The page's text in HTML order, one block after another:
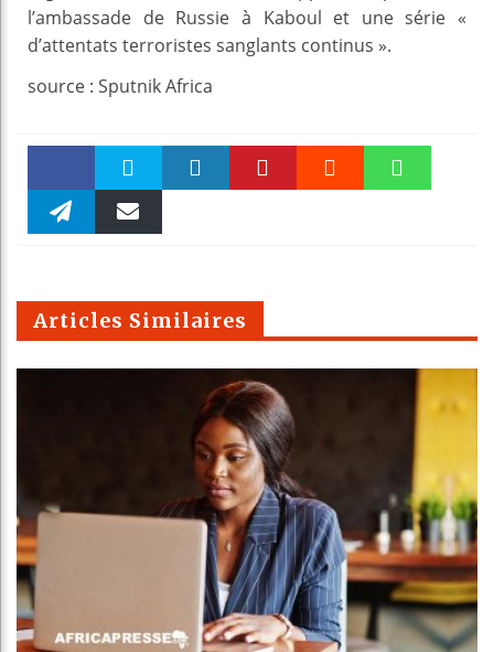
l’ambassade de Russie à Kaboul et une série «
d’attentats terroristes sanglants continus ».
source : Sputnik Africa
Faceboo Twitter
m
Articles Similaires